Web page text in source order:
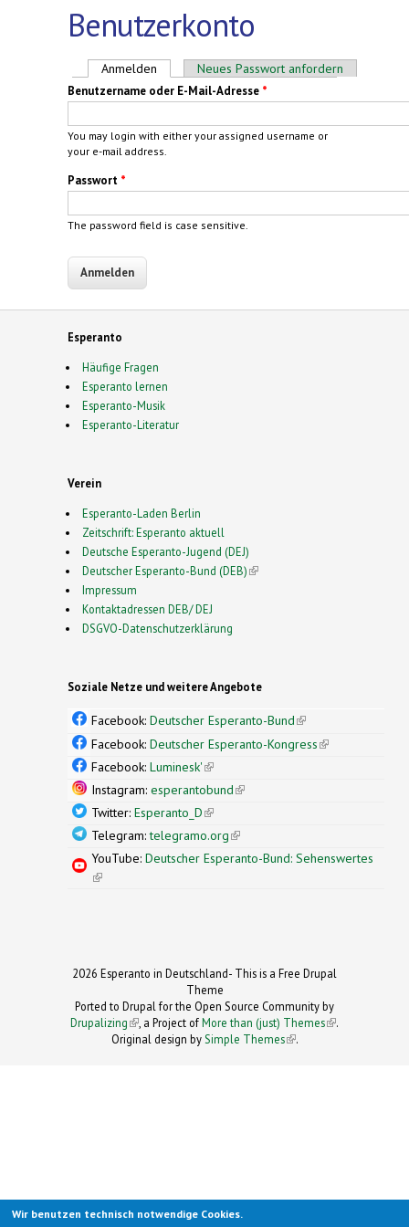
Benutzerkonto
Haupt-Reiter
Anmelden (aktiver Reiter)
Neues Passwort anfordern
Benutzername oder E-Mail-Adresse *
You may login with either your assigned username or
your e-mail address.
Passwort *
The password field is case sensitive.
Esperanto
Häufige Fragen
Esperanto lernen
Esperanto-Musik
Esperanto-Literatur
Verein
Esperanto-Laden Berlin
Zeitschrift: Esperanto aktuell
Deutsche Esperanto-Jugend (DEJ)
Deutscher Esperanto-Bund (DEB)(link is external)
Impressum
Kontaktadressen DEB/ DEJ
DSGVO-Datenschutzerklärung
Soziale Netze und weitere Angebote
Facebook: Deutscher Esperanto-Bund(link is
external)
Facebook: Deutscher Esperanto-Kongress(link is
Facebook: Luminesk'(link is external)
Instagram: esperantobund(link is external)
Twitter: Esperanto_D(link is external)
Telegram:telegramo.org(link is external)
YouTube: Deutscher Esperanto-Bund: Sehenswertes
(link is external)
2026 Esperanto in Deutschland- This is a Free Drupal
Theme
Ported to Drupal for the Open Source Community by
Drupalizing(link is external)
, a Project ofMore than (just) Themes (link is
.
Original design by Simple Themes
(link is
.
Wir benutzen technisch notwendige Cookies.